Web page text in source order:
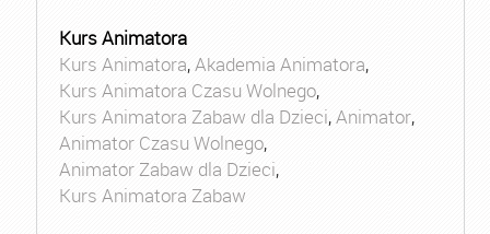
Kurs Animatora
Kurs Animatora,Akademia Animatora,
Kurs Animatora Czasu Wolnego,
Kurs Animatora Zabaw dla Dzieci,Animator,
Animator Czasu Wolnego,
Animator Zabaw dla Dzieci,
Kurs Animatora Zabaw